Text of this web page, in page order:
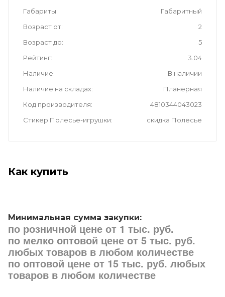
Габариты
Габаритный
Возраст от
2
Возраст до
5
Рейтинг
3.04
Наличие
В наличии
Наличие на складах
Планерная
Код производителя
4810344043023
Стикер Полесье-игрушки
скидка Полесье
Как купить
Минимальная сумма закупки:
по розничной цене от 1 тыс. руб.
по мелко оптовой цене от 5 тыс. руб.
любых товаров в любом количестве
по оптовой цене от 15 тыс. руб. любых
товаров в любом количестве